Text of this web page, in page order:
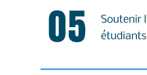
05
Soutenir